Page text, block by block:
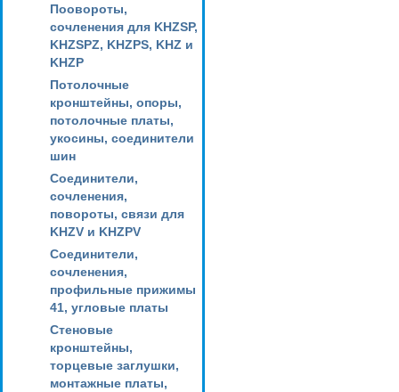
Поовороты,
сочленения для KHZSP,
KHZSPZ, KHZPS, KHZ и
KHZP
Потолочные
кронштейны, опоры,
потолочные платы,
укосины, соединители
шин
Соединители,
сочленения,
повороты, связи для
KHZV и KHZPV
Соединители,
сочленения,
профильные прижимы
41, угловые платы
Стеновые
кронштейны,
торцевые заглушки,
монтажные платы,